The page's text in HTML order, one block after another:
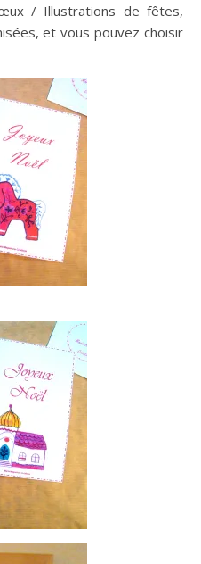
/ Illustrations de fêtes,
et vous pouvez choisir